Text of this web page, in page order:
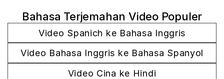
Bahasa Terjemahan Video Populer
Video Spanich ke Bahasa Inggris
Video Bahasa Inggris ke Bahasa Spanyol
Video Cina ke Hindi